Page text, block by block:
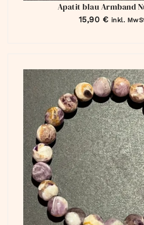
Apatit blau Armband
15,90 € inkl.